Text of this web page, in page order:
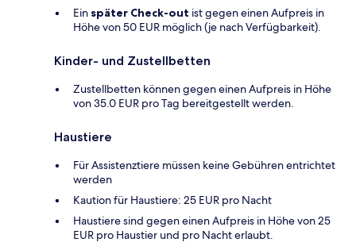
Ein später Check-out ist gegen einen Aufpreis in
Höhe von 50 EUR möglich (je nach Verfügbarkeit).
Kinder- und Zustellbetten
Zustellbetten können gegen einen Aufpreis in Höhe
von 35.0 EUR pro Tag bereitgestellt werden.
Haustiere
Für Assistenztiere müssen keine Gebühren entrichtet
werden
Kaution für Haustiere: 25 EUR pro Nacht
Haustiere sind gegen einen Aufpreis in Höhe von 25
EUR pro Haustier und pro Nacht erlaubt.